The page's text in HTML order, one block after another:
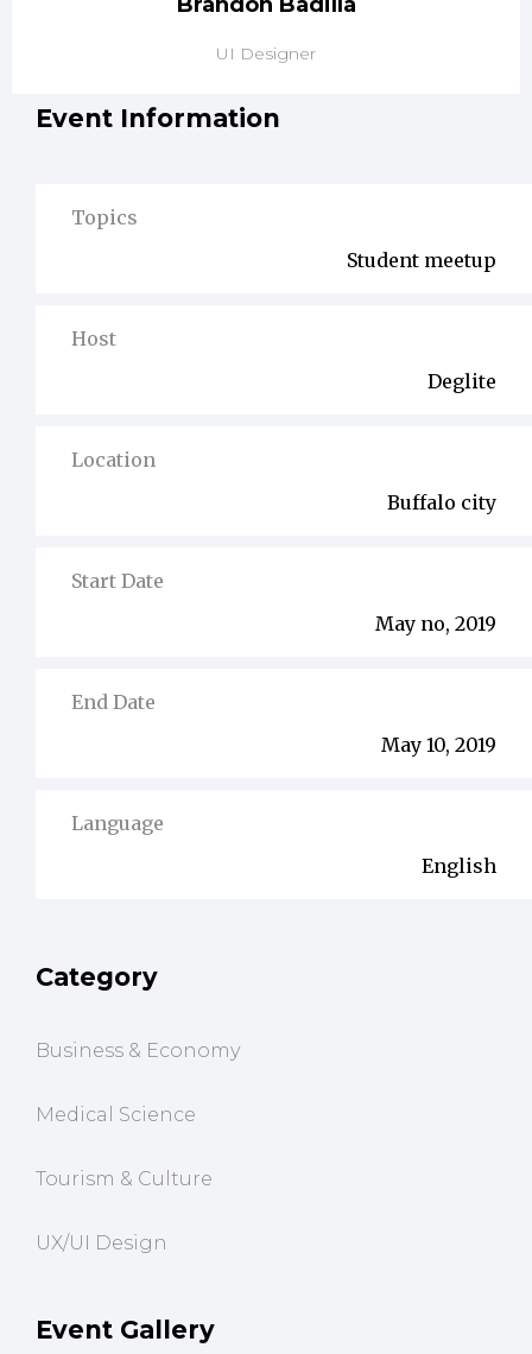
UI Designer
Event Information
Topics
Student meetup
Host
Deglite
Location
Buffalo city
Start Date
May no, 2019
End Date
May 10, 2019
Language
English
Category
Business & Economy
Medical Science
Tourism & Culture
UX/UI Design
Event Gallery